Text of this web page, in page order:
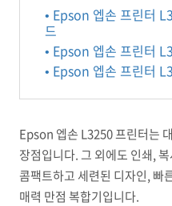
• Epson 엡손 프린터
드
• Epson 엡손 프린터
• Epson 엡손 프린터
Epson 엡손 L3250 프린터는
장점입니다. 그 외에도 인쇄,
콤팩트하고 세련된 디자인, 빠
매력 만점 복합기입니다.